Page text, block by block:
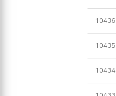
10436
10435
10434